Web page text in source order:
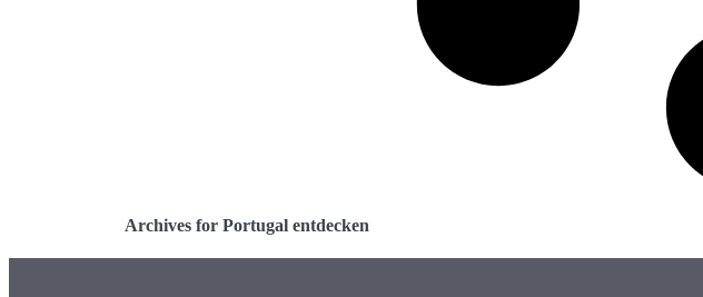
Archives for Portugal entdecken